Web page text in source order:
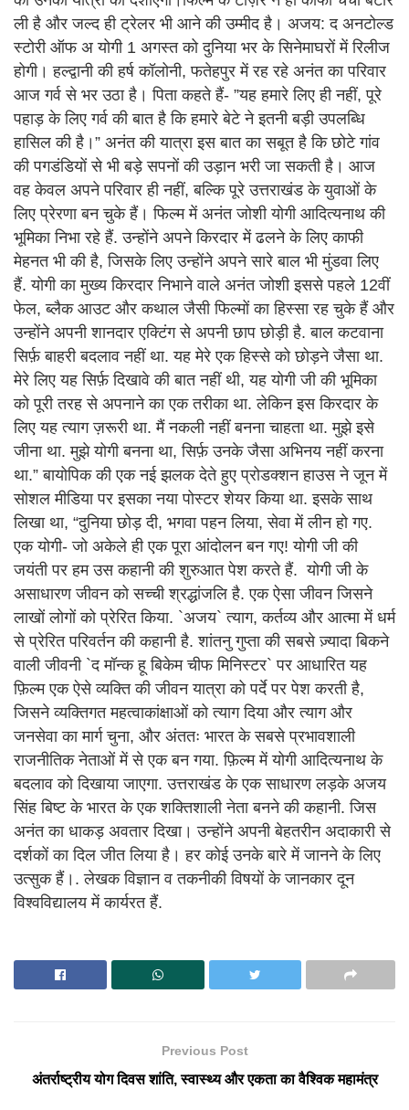
ली है और जल्द ही ट्रेलर भी आने की उम्मीद है। अजय: द अनटोल्ड
स्टोरी ऑफ अ योगी 1 अगस्त को दुनिया भर के सिनेमाघरों में रिलीज
होगी। हल्द्वानी की हर्ष कॉलोनी, फतेहपुर में रह रहे अनंत का परिवार
आज गर्व से भर उठा है। पिता कहते हैं- ”यह हमारे लिए ही नहीं, पूरे
पहाड़ के लिए गर्व की बात है कि हमारे बेटे ने इतनी बड़ी उपलब्धि
हासिल की है।” अनंत की यात्रा इस बात का सबूत है कि छोटे गांव
की पगडंडियों से भी बड़े सपनों की उड़ान भरी जा सकती है। आज
वह केवल अपने परिवार ही नहीं, बल्कि पूरे उत्तराखंड के युवाओं के
लिए प्रेरणा बन चुके हैं। फिल्म में अनंत जोशी योगी आदित्यनाथ की
भूमिका निभा रहे हैं. उन्होंने अपने किरदार में ढलने के लिए काफी
मेहनत भी की है, जिसके लिए उन्होंने अपने सारे बाल भी मुंडवा लिए
हैं. योगी का मुख्य किरदार निभाने वाले अनंत जोशी इससे पहले 12वीं
फेल, ब्लैक आउट और कथाल जैसी फिल्मों का हिस्सा रह चुके हैं और
उन्होंने अपनी शानदार एक्टिंग से अपनी छाप छोड़ी है. बाल कटवाना
सिर्फ़ बाहरी बदलाव नहीं था. यह मेरे एक हिस्से को छोड़ने जैसा था.
मेरे लिए यह सिर्फ़ दिखावे की बात नहीं थी, यह योगी जी की भूमिका
को पूरी तरह से अपनाने का एक तरीका था. लेकिन इस किरदार के
लिए यह त्याग ज़रूरी था. मैं नकली नहीं बनना चाहता था. मुझे इसे
जीना था. मुझे योगी बनना था, सिर्फ़ उनके जैसा अभिनय नहीं करना
था.” बायोपिक की एक नई झलक देते हुए प्रोडक्शन हाउस ने जून में
सोशल मीडिया पर इसका नया पोस्टर शेयर किया था. इसके साथ
लिखा था, “दुनिया छोड़ दी, भगवा पहन लिया, सेवा में लीन हो गए.
एक योगी- जो अकेले ही एक पूरा आंदोलन बन गए! योगी जी की
जयंती पर हम उस कहानी की शुरुआत पेश करते हैं. योगी जी के
असाधारण जीवन को सच्ची श्रद्धांजलि है. एक ऐसा जीवन जिसने
लाखों लोगों को प्रेरित किया. `अजय` त्याग, कर्तव्य और आत्मा में धर्म
से प्रेरित परिवर्तन की कहानी है. शांतनु गुप्ता की सबसे ज़्यादा बिकने
वाली जीवनी `द मॉन्क हू बिकेम चीफ मिनिस्टर` पर आधारित यह
फ़िल्म एक ऐसे व्यक्ति की जीवन यात्रा को पर्दे पर पेश करती है,
जिसने व्यक्तिगत महत्वाकांक्षाओं को त्याग दिया और त्याग और
जनसेवा का मार्ग चुना, और अंततः भारत के सबसे प्रभावशाली
राजनीतिक नेताओं में से एक बन गया. फ़िल्म में योगी आदित्यनाथ के
बदलाव को दिखाया जाएगा. उत्तराखंड के एक साधारण लड़के अजय
सिंह बिष्ट के भारत के एक शक्तिशाली नेता बनने की कहानी. जिस
अनंत का धाकड़ अवतार दिखा। उन्होंने अपनी बेहतरीन अदाकारी से
दर्शकों का दिल जीत लिया है। हर कोई उनके बारे में जानने के लिए
उत्सुक हैं।. लेखक विज्ञान व तकनीकी विषयों के जानकार दून
विश्वविद्यालय में कार्यरत हैं.
Previous Post
अंतर्राष्ट्रीय योग दिवस शांति, स्वास्थ्य और एकता का वैश्विक महामंत्र